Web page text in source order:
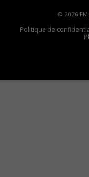
© 2026 FM
Politique de